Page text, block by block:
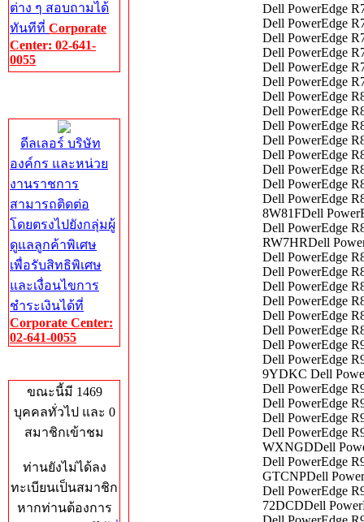
ต่าง ๆ สอบถามได้
ทันทีที่ Corporate
Center: 02-641-
0055
ดีลเลอร์ บริษัท
องค์กร และหน่วย
งานราชการ
สามารถติดต่อ
โดยตรงไปยังกลุ่มผู้
ดูแลลูกค้าพิเศษ
เพื่อรับสิทธิพิเศษ
และเงื่อนไขการ
ชำระเงินได้ที่
Corporate Center:
02-641-0055
ขณะนี้มี 1469
บุคคลทั่วไป และ 0
สมาชิกเข้าชม
ท่านยังไม่ได้ลง
ทะเบียนเป็นสมาชิก
หากท่านต้องการ
Dell PowerEdge
Dell PowerEdge
Dell PowerEdge
Dell PowerEdge
Dell PowerEdge
Dell PowerEdge
Dell PowerEdge
Dell PowerEdge
Dell PowerEdge
Dell PowerEdge
Dell PowerEdge
Dell PowerEdge
Dell PowerEdge
Dell PowerEdge
8W81FDell
Dell PowerEdge
RW7HRDell
Dell PowerEdge
Dell PowerEdge
Dell PowerEdge
Dell PowerEdge
Dell PowerEdge
Dell PowerEdge
Dell PowerEdge
Dell PowerEdge
9YDKC Dell
Dell PowerEdge
Dell PowerEdge
Dell PowerEdge
Dell PowerEdge
WXNGDDell
Dell PowerEdge
GTCNPDell
Dell PowerEdge
72DCDDell